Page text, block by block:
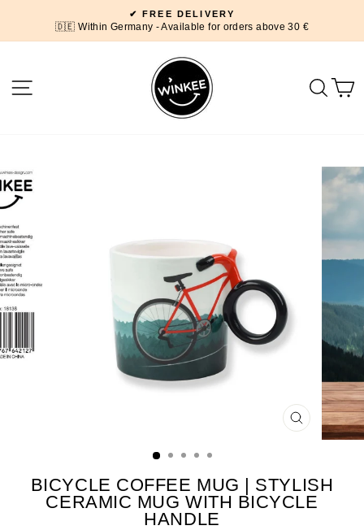
content
Pause
✔ FREE DELIVERY
🇩🇪 Within Germany - Available for orders above 30 €
SITE NAVIGATION
CLOSE
(ESC)
BICYCLE COFFEE MUG | STYLISH
CERAMIC MUG WITH BICYCLE
HANDLE